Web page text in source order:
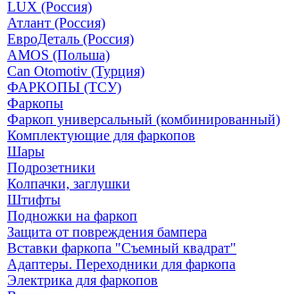
LUX (Россия)
Атлант (Россия)
ЕвроДеталь (Россия)
AMOS (Польша)
Can Otomotiv (Турция)
ФАРКОПЫ (ТСУ)
Фаркопы
Фаркоп универсальный (комбинированный)
Комплектующие для фаркопов
Шары
Подрозетники
Колпачки, заглушки
Штифты
Подножки на фаркоп
Защита от повреждения бампера
Вставки фаркопа "Съемный квадрат"
Адаптеры. Переходники для фаркопа
Электрика для фаркопов